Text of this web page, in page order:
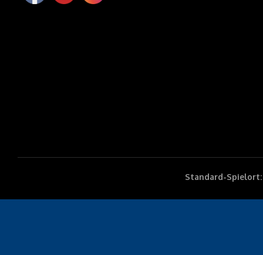
Standard-Spielort: